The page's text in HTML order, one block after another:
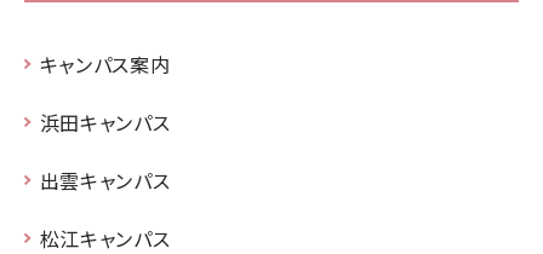
キャンパス案内
浜田キャンパス
出雲キャンパス
松江キャンパス